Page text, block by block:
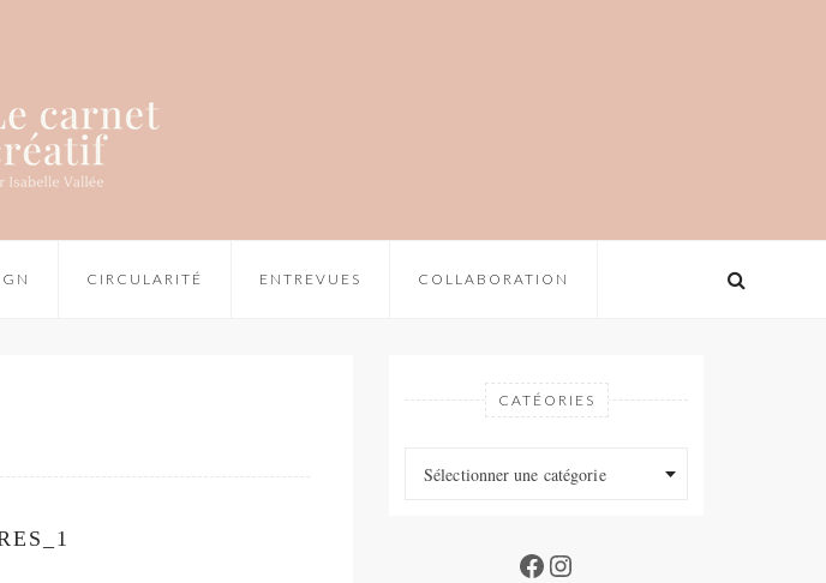
CIRCULARITÉ ENTREVUES COLLABORATION
CATÉORIES
Sélectionner une catégorie
Facebook
Instagram